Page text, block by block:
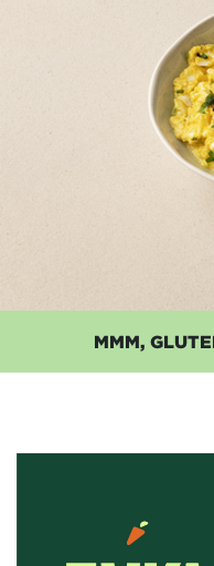
MMM,